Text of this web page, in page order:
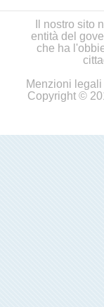
Il nostro sito
entità del
che ha
Menzioni legali
Copyright ©